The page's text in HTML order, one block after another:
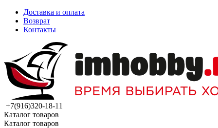
Доставка и оплата
Возврат
Контакты
+7(916)320-18-11
Каталог товаров
Каталог товаров